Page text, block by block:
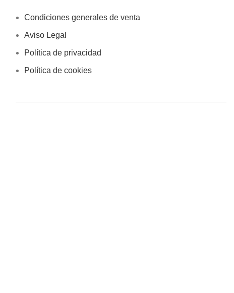
Condiciones generales de venta
Aviso Legal
Política de privacidad
Política de cookies